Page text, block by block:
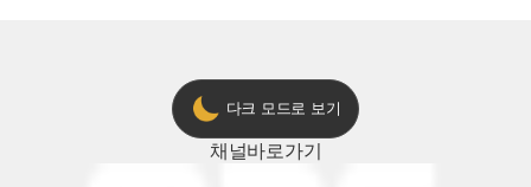
다크 모드로 보기
채널바로가기